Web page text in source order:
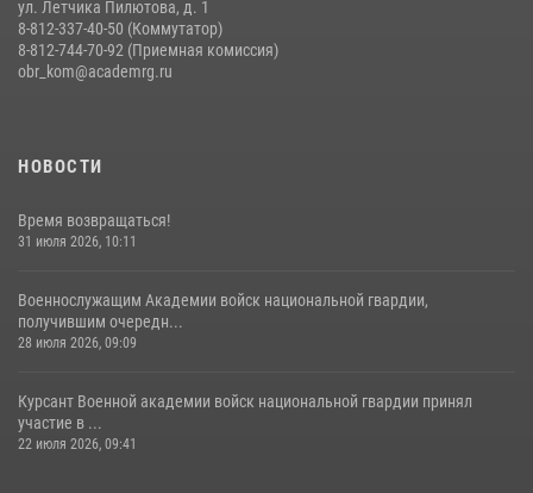
ул. Летчика Пилютова, д. 1
8-812-337-40-50 (Коммутатор)
8-812-744-70-92 (Приемная комиссия)
obr_kom@academrg.ru
НОВОСТИ
Время возвращаться!
31 июля 2026, 10:11
Военнослужащим Академии войск национальной гвардии,
получившим очередн...
28 июля 2026, 09:09
Курсант Военной академии войск национальной гвардии принял
участие в ...
22 июля 2026, 09:41